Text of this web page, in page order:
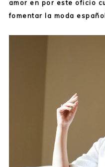
amor en por este oficio
fomentar la moda